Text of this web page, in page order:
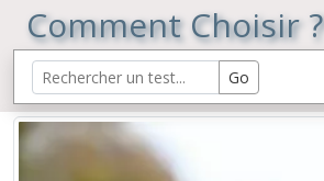
Comment Choisir ?